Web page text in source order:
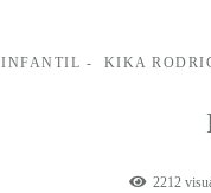
INFANTIL KIKA
2212